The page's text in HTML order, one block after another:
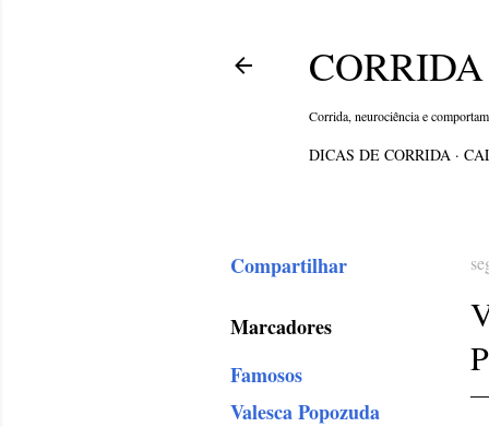
Corrida, neurociência e
DICAS DE CORRIDA
Compartilhar
Marcadores
Famosos
Valesca Popozuda